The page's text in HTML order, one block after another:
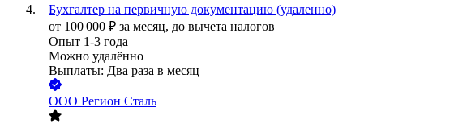
Бухгалтер на первичную документацию (удаленно)
от 100 000 ₽ за месяц, до вычета налогов
Опыт 1-3 года
Можно удалённо
Выплаты: Два раза в месяц
ООО Регион Сталь